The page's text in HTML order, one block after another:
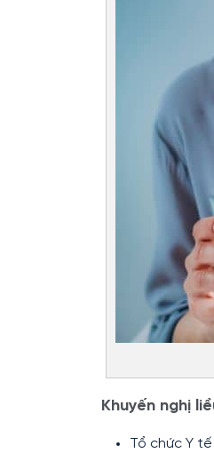
Khuyến nghị
Tổ chức Y